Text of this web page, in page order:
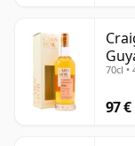
70cl •
97 €